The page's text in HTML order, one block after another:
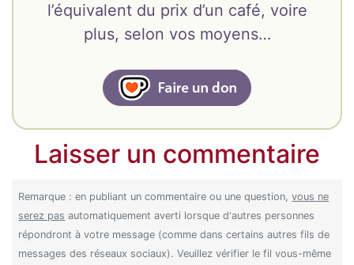
l’équivalent du prix d’un café, voire
plus, selon vos moyens…
Laisser un commentaire
Remarque : en publiant un commentaire ou une question,vous ne
serez pas automatiquement averti lorsque d'autres personnes
répondront à votre message (comme dans certains autres fils de
messages des réseaux sociaux). Veuillez vérifier le fil vous-même